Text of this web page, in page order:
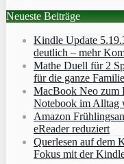
Neueste Beiträge
Kindle Update
deutlich – mehr
Mathe Duell für 2
für die ganze Familie
MacBook Neo zum
Notebook im Alltag
Amazon
eReader reduziert
Querlesen auf dem
Fokus mit der